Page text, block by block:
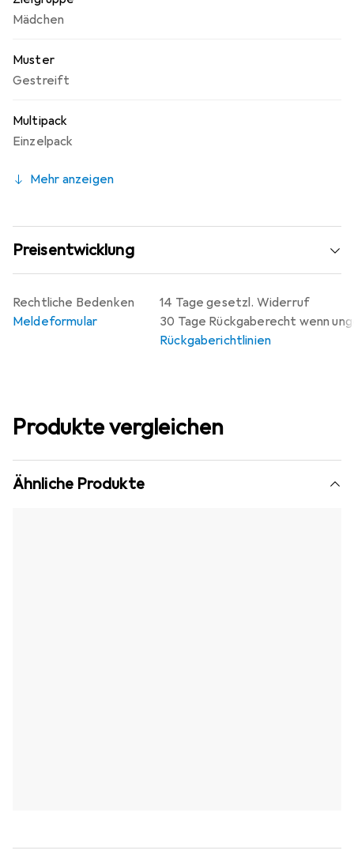
Mädchen
Muster
Gestreift
Multipack
Einzelpack
Mehr anzeigen
Preisentwicklung
14 Tage gesetzl. Widerruf
30 Tage Rückgaberecht wenn
Rückgaberichtlinien
Rechtliche Bedenken
Meldeformular
Produkte vergleichen
Ähnliche Produkte